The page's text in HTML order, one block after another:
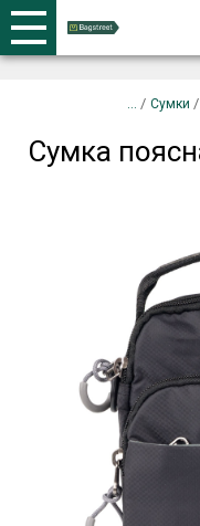
+375 44
/ Сумки /
Сумка